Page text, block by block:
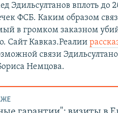
вплоть до
ФСБ. Каким образом
в громком заказном
Сайт Кавказ.Реалии
связи
Немцова.